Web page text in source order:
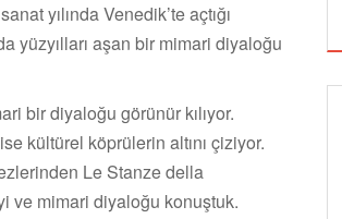
yılında Venedik’te açtığı
yüzyılları aşan bir mimari diyaloğu
bir diyaloğu görünür kılıyor.
kültürel köprülerin altını çiziyor.
Le Stanze della
ve mimari diyaloğu konuştuk.